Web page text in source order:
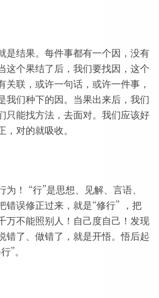
是结果。每件事都有一个因，没有
这个果结了后，我们要找因，这个
关联，或许一句话，或许一件事，
我们种下的因。当果出来后，我们
只能找方法，去面对。我们应该好
对的就吸收。
！ “行”是思想、见解、言语、
错误修正过来，就是“修行” ，把
万不能照别人！自己度自己！发现
错了、做错了，就是开悟。悟后起
”。